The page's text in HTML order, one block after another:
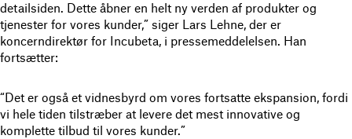
detailsiden. Dette åbner en helt ny verden af produkter og
tjenester for vores kunder,” siger Lars Lehne, der er
koncerndirektør for Incubeta, i pressemeddelelsen. Han
fortsætter:
“Det er også et vidnesbyrd om vores fortsatte ekspansion, fordi
vi hele tiden tilstræber at levere det mest innovative og
komplette tilbud til vores kunder.”